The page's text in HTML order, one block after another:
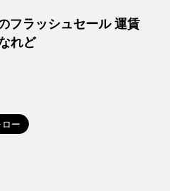
フラッシュセール 運賃
れど